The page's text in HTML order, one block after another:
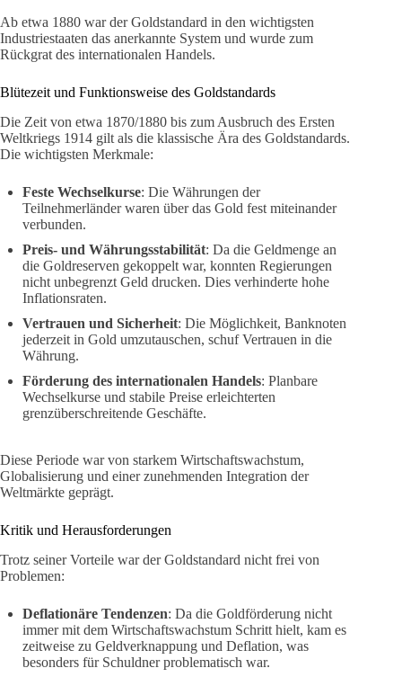
Ab etwa 1880 war der Goldstandard in den wichtigsten
Industriestaaten das anerkannte System und wurde zum
Rückgrat des internationalen Handels.
Blütezeit und Funktionsweise des Goldstandards
Die Zeit von etwa 1870/1880 bis zum Ausbruch des Ersten
Weltkriegs 1914 gilt als die klassische Ära des Goldstandards.
Die wichtigsten Merkmale:
Feste Wechselkurse: Die Währungen der
Teilnehmerländer waren über das Gold fest miteinander
verbunden.
Preis- und Währungsstabilität: Da die Geldmenge an
die Goldreserven gekoppelt war, konnten Regierungen
nicht unbegrenzt Geld drucken. Dies verhinderte hohe
Inflationsraten.
Vertrauen und Sicherheit: Die Möglichkeit, Banknoten
jederzeit in Gold umzutauschen, schuf Vertrauen in die
Währung.
Förderung des internationalen Handels: Planbare
Wechselkurse und stabile Preise erleichterten
grenzüberschreitende Geschäfte.
Diese Periode war von starkem Wirtschaftswachstum,
Globalisierung und einer zunehmenden Integration der
Weltmärkte geprägt.
Kritik und Herausforderungen
Trotz seiner Vorteile war der Goldstandard nicht frei von
Problemen:
Deflationäre Tendenzen: Da die Goldförderung nicht
immer mit dem Wirtschaftswachstum Schritt hielt, kam es
zeitweise zu Geldverknappung und Deflation, was
besonders für Schuldner problematisch war.